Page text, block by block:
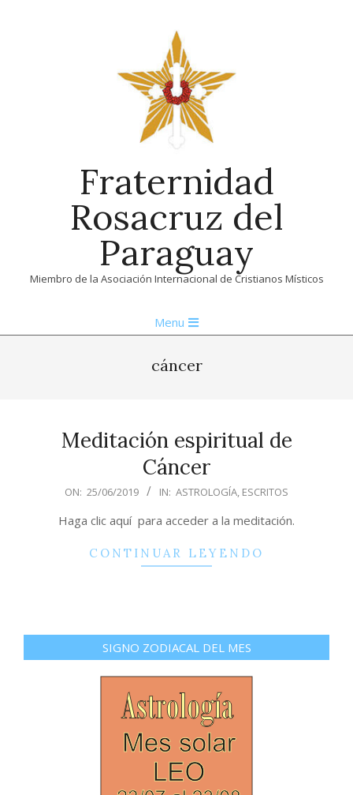
Fraternidad
Rosacruz del
Paraguay
Miembro de la Asociación Internacional de Cristianos Místicos
Navigation
Menu
cáncer
Meditación espiritual de
Cáncer
2019-
25
ON: 25/06/2019 IN: ASTROLOGÍA, ESCRITOS
Haga clic aquí para acceder a la meditación.
CONTINUAR LEYENDO
SIGNO ZODIACAL DEL MES